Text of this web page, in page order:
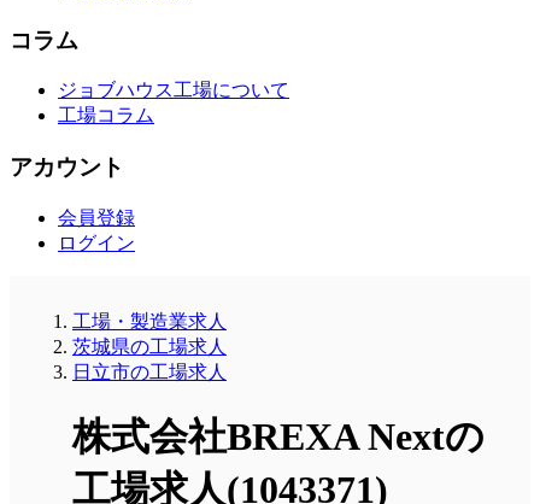
コラム
ジョブハウス工場について
工場コラム
アカウント
会員登録
ログイン
工場・製造業求人
茨城県の工場求人
日立市の工場求人
株式会社BREXA Nextの
工場求人(1043371)